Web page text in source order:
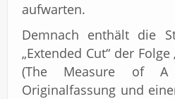
aufwarten.
Demnach enthält die
„Extended Cut“ der
(The Measure of
Originalfassung und